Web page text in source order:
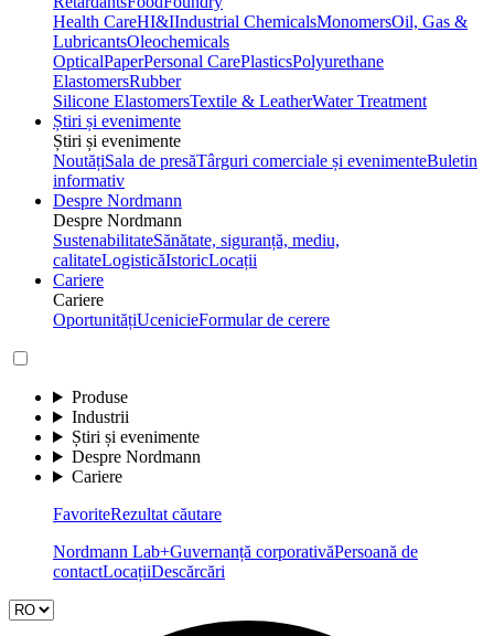
Health CareHI&IIndustrial ChemicalsMonomersOil, Gas &
LubricantsOleochemicals
OpticalPaperPersonal CarePlasticsPolyurethane
ElastomersRubber
Silicone ElastomersTextile & LeatherWater Treatment
Știri și evenimente
Știri și evenimente
NoutățiSala de presăTârguri comerciale și evenimenteBuletin
informativ
Despre Nordmann
Despre Nordmann
SustenabilitateSănătate, siguranță, mediu,
calitateLogisticăIstoricLocații
Cariere
Cariere
OportunitățiUcenicieFormular de cerere
Produse
Industrii
Știri și evenimente
Despre Nordmann
Cariere
FavoriteRezultat căutare
Nordmann Lab+Guvernanță corporativăPersoană de
contactLocațiiDescărcări